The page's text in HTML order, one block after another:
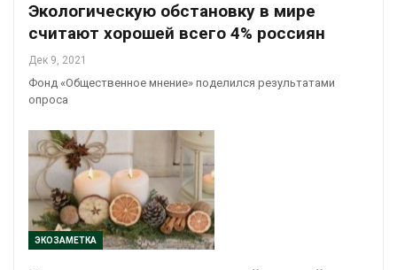
Экологическую обстановку в мире
считают хорошей всего 4% россиян
Дек 9, 2021
Фонд «Общественное мнение» поделился результатами
опроса
ЭКОЗАМЕТКА